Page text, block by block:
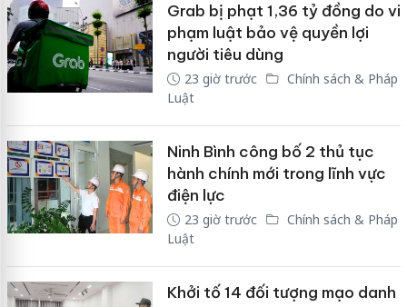
Grab bị phạt 1,36 tỷ đồng do vi
phạm luật bảo vệ quyền lợi
người tiêu dùng
23 giờ trước
Chính sách & Pháp
Luật
Ninh Bình công bố 2 thủ tục
hành chính mới trong lĩnh vực
điện lực
23 giờ trước
Chính sách & Pháp
Luật
Khởi tố 14 đối tượng mạo danh